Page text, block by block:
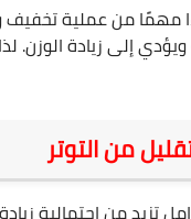
مهمًا من عملية
إلى زيادة الوزن.
من التوتر
تزيد من احتمالية